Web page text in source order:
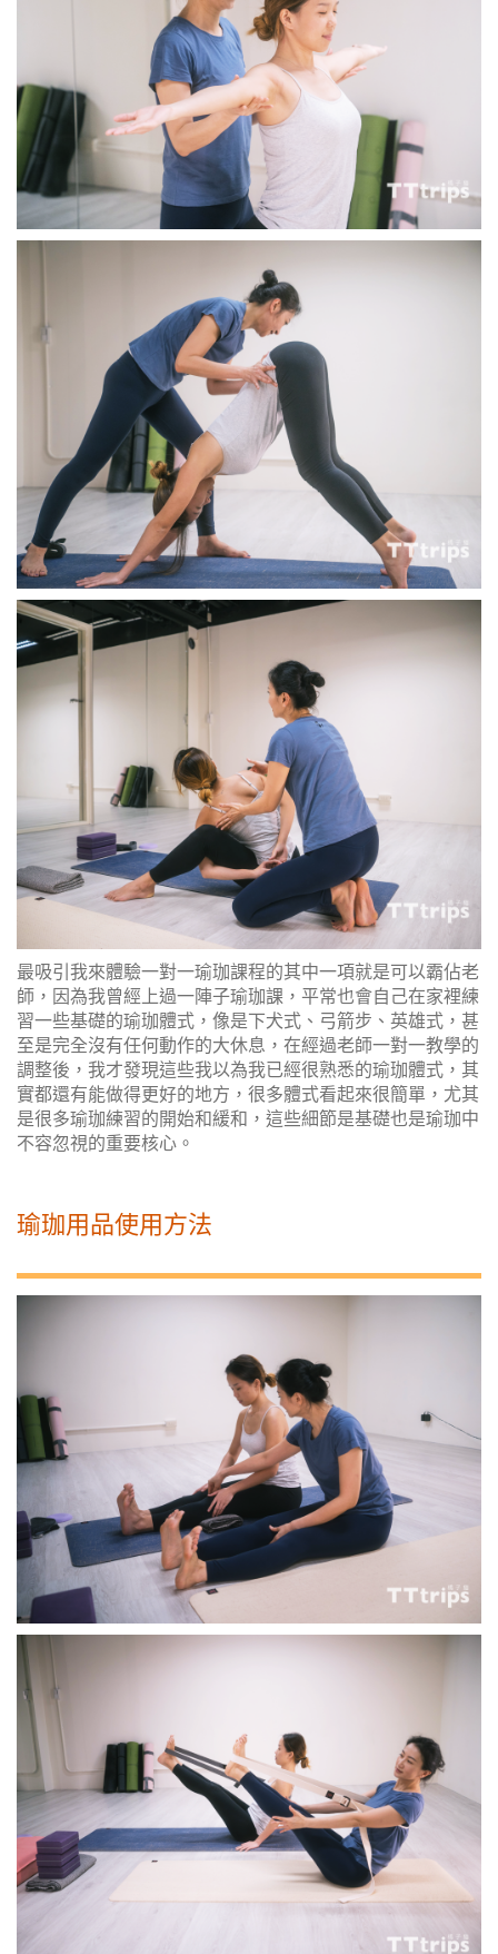
最吸引我來體驗一對一瑜珈課程的其中一項就是可以霸佔老
師，因為我曾經上過一陣子瑜珈課，平常也會自己在家裡練
習一些基礎的瑜珈體式，像是下犬式、弓箭步、英雄式，甚
至是完全沒有任何動作的大休息，在經過老師一對一教學的
調整後，我才發現這些我以為我已經很熟悉的瑜珈體式，其
實都還有能做得更好的地方，很多體式看起來很簡單，尤其
是很多瑜珈練習的開始和緩和，這些細節是基礎也是瑜珈中
不容忽視的重要核心。
瑜珈用品使用方法